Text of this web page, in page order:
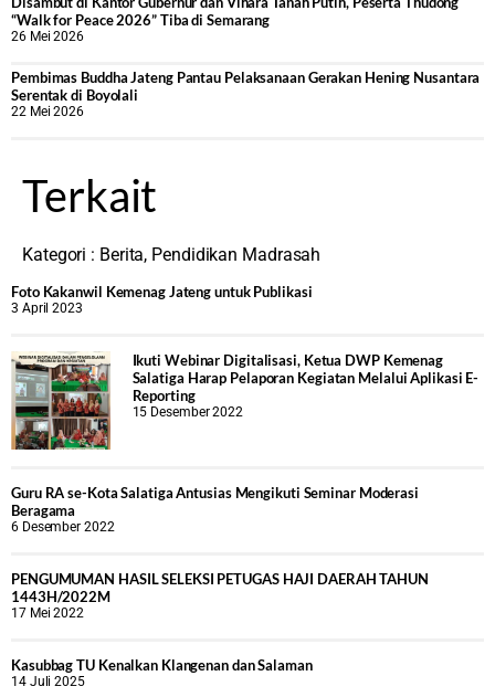
“Walk for Peace 2026” Tiba di Semarang
26 Mei 2026
‎Pembimas Buddha Jateng Pantau Pelaksanaan Gerakan Hening Nusantara
Serentak di Boyolali
22 Mei 2026
Terkait
Kategori : Berita, Pendidikan Madrasah
Foto Kakanwil Kemenag Jateng untuk Publikasi
3 April 2023
Ikuti Webinar Digitalisasi, Ketua DWP Kemenag
Salatiga Harap Pelaporan Kegiatan Melalui Aplikasi E-
Reporting
15 Desember 2022
Guru RA se-Kota Salatiga Antusias Mengikuti Seminar Moderasi
Beragama
6 Desember 2022
PENGUMUMAN HASIL SELEKSI PETUGAS HAJI DAERAH TAHUN
1443H/2022M
17 Mei 2022
Kasubbag TU Kenalkan Klangenan dan Salaman
14 Juli 2025